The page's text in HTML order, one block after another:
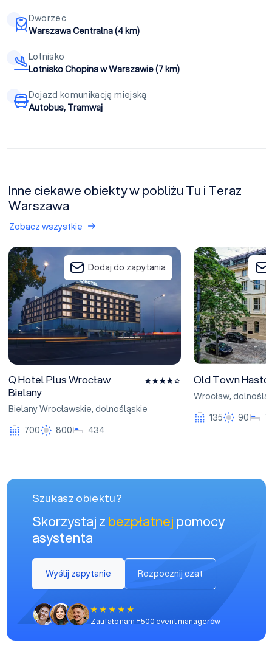
Dworzec
Warszawa Centralna (4 km)
Lotnisko
Lotnisko Chopina w Warszawie (7 km)
Dojazd komunikacją miejską
Autobus, Tramwaj
Inne ciekawe obiekty w pobliżu Tu i Teraz
Warszawa
Zobacz wszystkie
Q Hotel Plus Wrocław Bielany
Dodaj do zapytania
Q Hotel Plus Wrocław
Bielany
Bielany Wrocławskie,dolnośląskie
700
800 434
Old Town Haston
Old Town
Wrocław,
135
90
Szukasz obiektu?
Skorzystaj zbezpłatnejpomocy
asystenta
Wyślij zapytanie Rozpocznij czat
Zaufało nam +500 event managerów